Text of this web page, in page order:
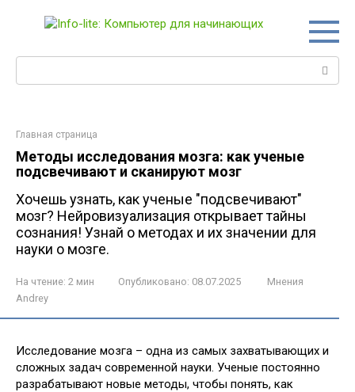
Главная страница
Методы исследования мозга: как ученые
подсвечивают и сканируют мозг
Хочешь узнать, как ученые "подсвечивают"
мозг? Нейровизуализация открывает тайны
сознания! Узнай о методах и их значении для
науки о мозге.
На чтение: 2 мин Опубликовано: 08.07.2025
Мнения
Andrey
Исследование мозга – одна из самых захватывающих и
сложных задач современной науки. Ученые постоянно
разрабатывают новые методы, чтобы понять, как